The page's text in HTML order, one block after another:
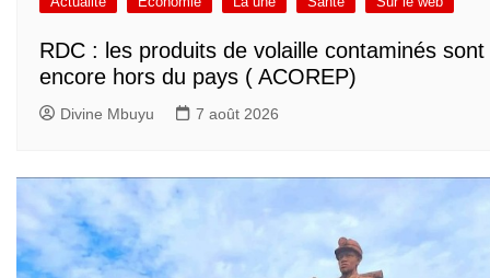
RDC : les produits de volaille contaminés sont
encore hors du pays ( ACOREP)
Divine Mbuyu 7 août 2026